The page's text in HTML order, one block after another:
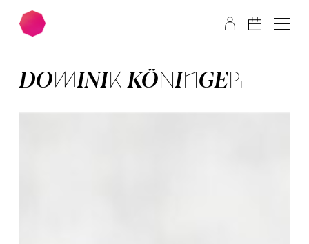
Zum Hauptinhalt springen Zum Footer springen
DOMINIK KÖNINGER